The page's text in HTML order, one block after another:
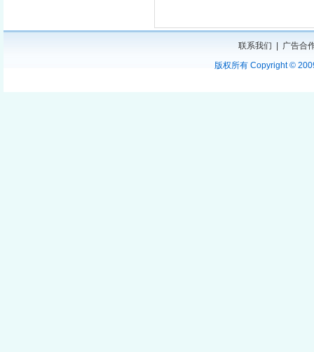
联系我们
广告合
版权所有 Copyright ©